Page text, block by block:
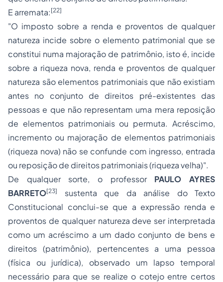
E arremata: [22]
"O imposto sobre a renda e proventos de qualquer
natureza incide sobre o elemento patrimonial que se
constitui numa majoração de patrimônio, isto é, incide
sobre a riqueza nova, renda e proventos de qualquer
natureza são elementos patrimoniais que não existiam
antes no conjunto de direitos pré-existentes das
pessoas e que não representam uma mera reposição
de elementos patrimoniais ou permuta. Acréscimo,
incremento ou majoração de elementos patrimoniais
(riqueza nova) não se confunde com ingresso, entrada
ou reposição de direitos patrimoniais (riqueza velha)".
De qualquer sorte, o professorPAULO AYRES
BARRETO[23]
sustenta que da análise do Texto
Constitucional conclui-se que a expressão renda e
proventos de qualquer natureza deve ser interpretada
como um acréscimo a um dado conjunto de bens e
direitos (patrimônio), pertencentes a uma pessoa
(física ou jurídica), observado um lapso temporal
necessário para que se realize o cotejo entre certos